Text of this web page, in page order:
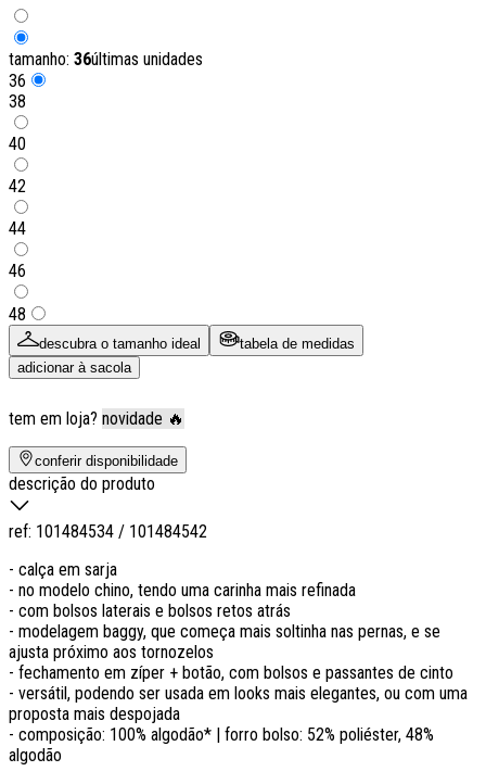
tamanho: 36últimas unidades
36
38
40
42
44
46
48
descubra o tamanho ideal
tabela de medidas
adicionar à sacola
tem em loja? novidade 🔥
conferir disponibilidade
descrição do produto
ref: 101484534 / 101484542
- calça em sarja
- no modelo chino, tendo uma carinha mais refinada
- com bolsos laterais e bolsos retos atrás
- modelagem baggy, que começa mais soltinha nas pernas, e se
ajusta próximo aos tornozelos
- fechamento em zíper + botão, com bolsos e passantes de cinto
- versátil, podendo ser usada em looks mais elegantes, ou com uma
proposta mais despojada
- composição: 100% algodão* | forro bolso: 52% poliéster, 48%
algodão